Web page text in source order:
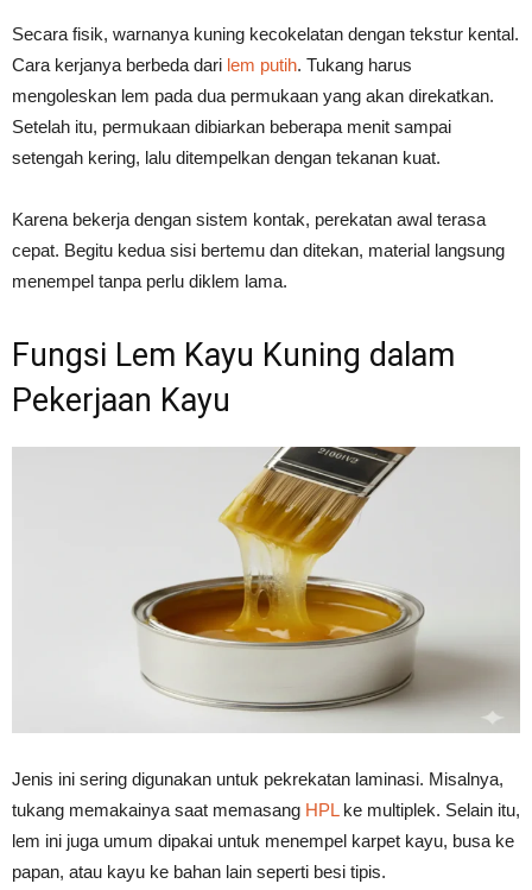
Secara fisik, warnanya kuning kecokelatan dengan tekstur kental.
Cara kerjanya berbeda dari lem putih. Tukang harus
mengoleskan lem pada dua permukaan yang akan direkatkan.
Setelah itu, permukaan dibiarkan beberapa menit sampai
setengah kering, lalu ditempelkan dengan tekanan kuat.
Karena bekerja dengan sistem kontak, perekatan awal terasa
cepat. Begitu kedua sisi bertemu dan ditekan, material langsung
menempel tanpa perlu diklem lama.
Fungsi Lem Kayu Kuning dalam
Pekerjaan Kayu
Jenis ini sering digunakan untuk pekrekatan laminasi. Misalnya,
tukang memakainya saat memasang HPLke multiplek. Selain itu,
lem ini juga umum dipakai untuk menempel karpet kayu, busa ke
papan, atau kayu ke bahan lain seperti besi tipis.